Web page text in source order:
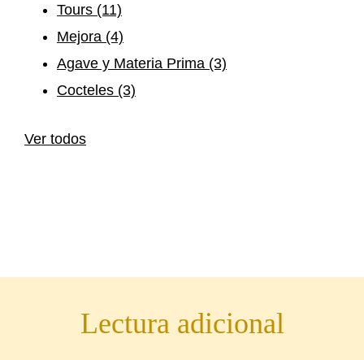
Tours (11)
Mejora (4)
Agave y Materia Prima (3)
Cocteles (3)
Ver todos
Lectura adicional